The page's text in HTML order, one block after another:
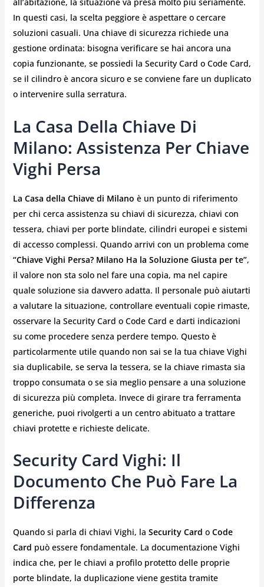
all’abitazione, la situazione va presa molto più seriamente.
In questi casi, la scelta peggiore è aspettare o cercare
soluzioni casuali. Una chiave di sicurezza richiede una
gestione ordinata: bisogna verificare se hai ancora una
copia funzionante, se possiedi la Security Card o Code Card,
se il cilindro è ancora sicuro e se conviene fare un duplicato
o intervenire sulla serratura.
La Casa Della Chiave Di
Milano: Assistenza Per Chiave
Vighi Persa
La Casa della Chiave di Milano è un punto di riferimento
per chi cerca assistenza su chiavi di sicurezza, chiavi con
tessera, chiavi per porte blindate, cilindri europei e sistemi
di accesso complessi. Quando arrivi con un problema come
“Chiave Vighi Persa? Milano Ha la Soluzione Giusta per te”,
il valore non sta solo nel fare una copia, ma nel capire
quale soluzione sia davvero adatta. Il personale può aiutarti
a valutare la situazione, controllare eventuali copie rimaste,
osservare la Security Card o Code Card e darti indicazioni
su come procedere senza perdere tempo. Questo è
particolarmente utile quando non sai se la tua chiave Vighi
sia duplicabile, se serva la tessera, se la chiave rimasta sia
troppo consumata o se sia meglio pensare a una soluzione
di sicurezza più completa. Invece di girare tra ferramenta
generiche, puoi rivolgerti a un centro abituato a trattare
chiavi protette e richieste delicate.
Security Card Vighi: Il
Documento Che Può Fare La
Differenza
Quando si parla di chiavi Vighi, la Security Card o Code
Card può essere fondamentale. La documentazione Vighi
indica che, per le chiavi a profilo protetto delle proprie
porte blindate, la duplicazione viene gestita tramite